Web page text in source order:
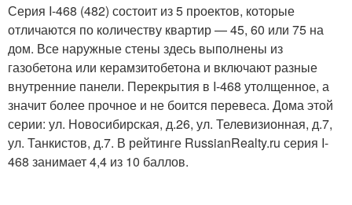
Серия I-468 (482) состоит из 5 проектов, которые
отличаются по количеству квартир — 45, 60 или 75 на
дом. Все наружные стены здесь выполнены из
газобетона или керамзитобетона и включают разные
внутренние панели. Перекрытия в I-468 утолщенное, а
значит более прочное и не боится перевеса. Дома этой
серии: ул. Новосибирская, д.26, ул. Телевизионная, д.7,
ул. Танкистов, д.7. В рейтинге RussianRealty.ru серия I-
468 занимает 4,4 из 10 баллов.